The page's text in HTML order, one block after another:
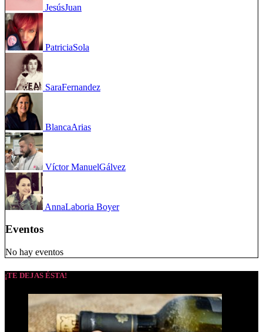
JesúsJuan
PatriciaSola
SaraFernandez
BlancaArias
Víctor ManuelGálvez
AnnaLaboria Boyer
Eventos
No hay eventos
¡TE DEJAS ÉSTA!